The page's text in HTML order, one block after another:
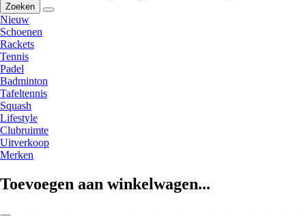
Zoeken
Nieuw
Schoenen
Rackets
Tennis
Padel
Badminton
Tafeltennis
Squash
Lifestyle
Clubruimte
Uitverkoop
Merken
Toevoegen aan winkelwagen...